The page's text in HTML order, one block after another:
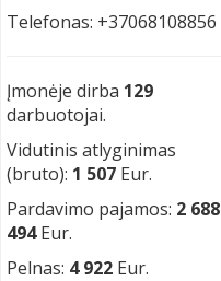
Telefonas: +37068108856
Įmonėje dirba 129
darbuotojai.
Vidutinis atlyginimas
(bruto): 1 507 Eur.
Pardavimo pajamos: 2 688
494Eur.
Pelnas: 4 922 Eur.